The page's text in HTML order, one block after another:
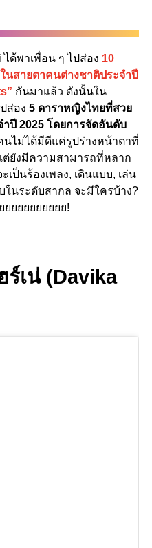
ด้พาเพื่อน ๆ ไปส่อง 10
สายตาคนต่างชาติประจำปี
กันมาแล้ว ดังนั้นใน
ส่อง 5 ดาราหญิงไทยที่สวย
ปี 2025 โดยการจัดอันดับ
นไม่ได้มีดีแค่รูปร่างหน้าตาที่
ต่ยังมีความสามารถที่หลาก
ป็นร้องเพลง, เดินแบบ, เล่น
นระดับสากล จะมีใครบ้าง?
ยยยยยยยยย!
ร์เน่ (Davika